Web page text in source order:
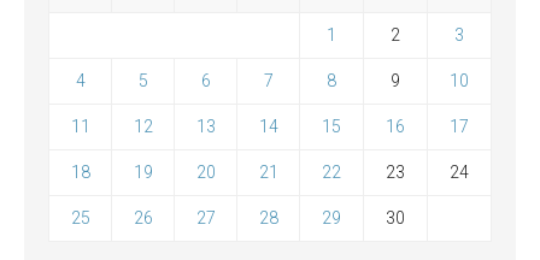
1 2 3
4 5 6 7 8 9 10
11 12 13 14 15 16 17
18 19 20 21 22 23 24
25 26 27 28 29 30